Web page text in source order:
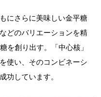
にさらに美味しい金平糖
どのバリエーションを精
を創り出す。「中心核」
使い、そのコンビネーシ
功しています。